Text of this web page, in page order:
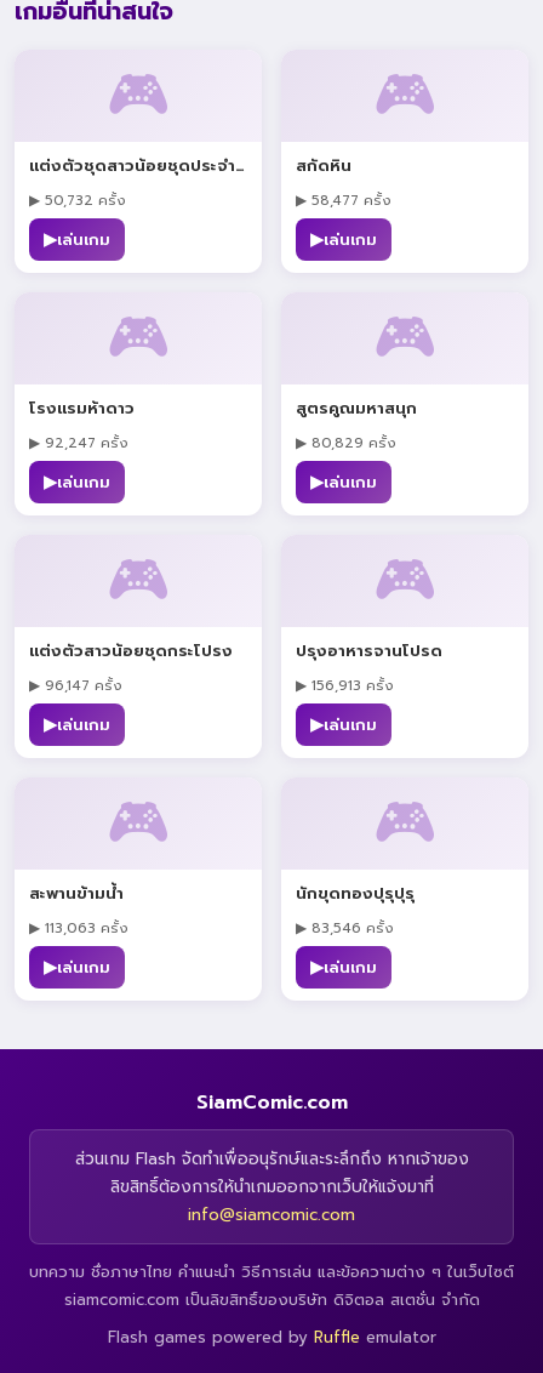
เกมอื่นที่น่าสนใจ
🎮
แต่งตัวชุดสาวน้อยชุดประจำชาติ
▶ 50,732 ครั้ง
▶เล่นเกม
🎮
สกัดหิน
▶ 58,477 ครั้ง
▶เล่นเกม
🎮
โรงแรมห้าดาว
▶ 92,247 ครั้ง
▶เล่นเกม
🎮
สูตรคูณมหาสนุก
▶ 80,829 ครั้ง
▶เล่นเกม
🎮
แต่งตัวสาวน้อยชุดกระโปรง
▶ 96,147 ครั้ง
▶เล่นเกม
🎮
ปรุงอาหารจานโปรด
▶ 156,913 ครั้ง
▶เล่นเกม
🎮
สะพานข้ามน้ำ
▶ 113,063 ครั้ง
▶เล่นเกม
🎮
นักขุดทองปุรุปุรุ
▶ 83,546 ครั้ง
▶เล่นเกม
SiamComic.com
ส่วนเกม Flash จัดทำเพื่ออนุรักษ์และระลึกถึง หากเจ้าของ
ลิขสิทธิ์ต้องการให้นำเกมออกจากเว็บให้แจ้งมาที่
info@siamcomic.com
บทความ ชื่อภาษาไทย คำแนะนำ วิธีการเล่น และข้อความต่าง ๆ ในเว็บไซต์
siamcomic.com เป็นลิขสิทธิ์ของบริษัท ดิจิตอล สเตชั่น จำกัด
Flash games powered by Ruffle emulator